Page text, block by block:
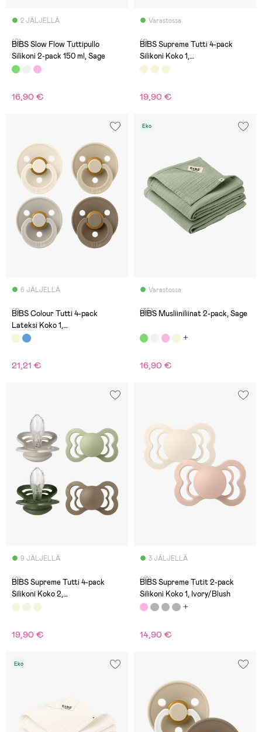
2 JÄLJELLÄ
(0)
BIBS Slow Flow Tuttipullo
Silikoni 2-pack 150 ml, Sage
16,90 €
Varastossa
(1)
BIBS Supreme Tutti 4-pack
Silikoni Koko 1,
Sand/Sage/Huntergreen/Dark
19,90 €
6 JÄLJELLÄ
(1)
BIBS Colour Tutti 4-pack
Lateksi Koko 1,
Ivory/Sand/Vanilla/Dark Oak
21,21 €
Eko
Varastossa
(35)
BIBS Musliiniliinat 2-pack, Sage
16,90 €
9 JÄLJELLÄ
(0)
BIBS Supreme Tutti 4-pack
Silikoni Koko 2,
Sand/Sage/Huntergreen/Dark
19,90 €
3 JÄLJELLÄ
(10)
BIBS Supreme Tutit 2-pack
Silikoni Koko 1, Ivory/Blush
14,90 €
Eko